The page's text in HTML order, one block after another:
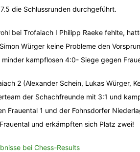
die Schlussrunden durchgeführt.
bei Trofaiach I Philipp Raeke fehlte,
Würger keine Probleme den
minder kampflosen 4:0- Siege gegen
2 (Alexander Schein, Lukas Würger,
der Schachfreunde mit 3:1 und
Frauental 1 und der Fohnsdorfer
und erkämpften sich Platz zwei!
bei Chess-Results